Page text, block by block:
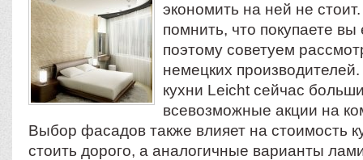
экономить на ней не
помнить, что покупаете вы
поэтому советуем
немецких
кухни Leicht сейчас
всевозможные акции на
Выбор фасадов также влияет на стоимость
стоить дорого, а аналогичные варианты